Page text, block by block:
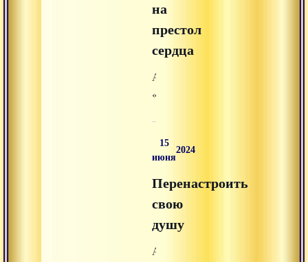
на
престол
сердца
Аудиолекция
«Возвести
престол
раздела
Advayta.org.
15
июня
2024
Перенастроить
свою
душу
Аудиолекция